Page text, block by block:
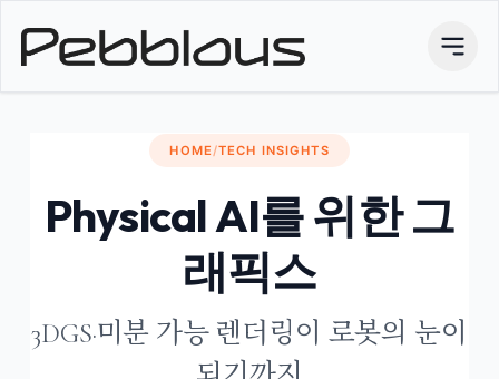
HOME/TECH INSIGHTS
Physical AI를 위한 그
래픽스
3DGS·미분 가능 렌더링이 로봇의 눈이